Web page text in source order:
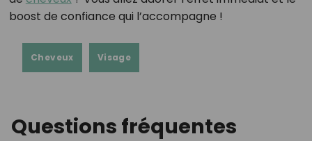
boost de confiance qui l’accompagne !
Cheveux Visage
Questions fréquentes